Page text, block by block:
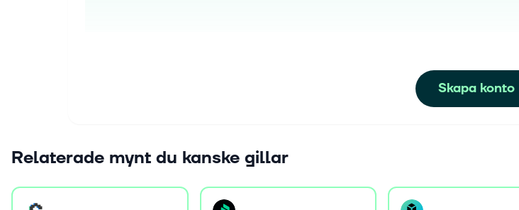
Skapa konto
Relaterade mynt du kanske gillar